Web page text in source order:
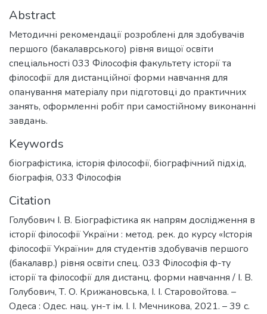
Abstract
Методичні рекомендації розроблені для здобувачів
першого (бакалаврського) рівня вищої освіти
спеціальності 033 Філософія факультету історії та
філософії для дистанційної форми навчання для
опанування матеріалу при підготовці до практичних
занять, оформленні робіт при самостійному виконанні
завдань.
Keywords
біографістика, історія філософії, біографічний підхід,
біографія, 033 Філософія
Citation
Голубович І. В. Біографістика як напрям дослідження в
історії філософії України : метод. рек. до курсу «Історія
філософії України» для студентів здобувачів першого
(бакалавр.) рівня освіти спец. 033 Філософія ф-ту
історії та філософії для дистанц. форми навчання / І. В.
Голубович, Т. О. Крижановська, І. І. Старовойтова. –
Одеса : Одес. нац. ун-т ім. І. І. Мечникова, 2021. – 39 с.